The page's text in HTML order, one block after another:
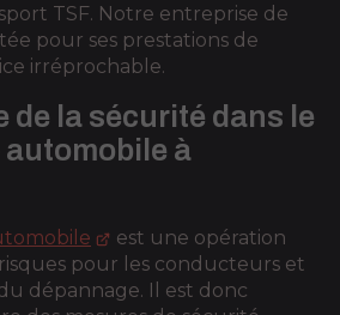
TSF. Notre entreprise de
pour ses prestations de
irréprochable.
de la sécurité dans le
à
est une opération
pour les conducteurs et
dépannage. Il est donc